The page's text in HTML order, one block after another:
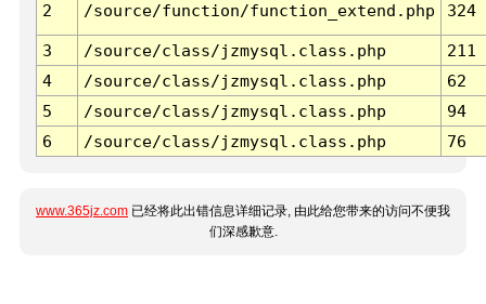
2 /source/function/function_extend.php 324
3 /source/class/jzmysql.class.php
211
4
/source/class/jzmysql.class.php
62
5
/source/class/jzmysql.class.php
94
6
/source/class/jzmysql.class.php 76
www.365jz.com 已经将此出错信息详细记录, 由此给您带来的访问不便我
们深感歉意.